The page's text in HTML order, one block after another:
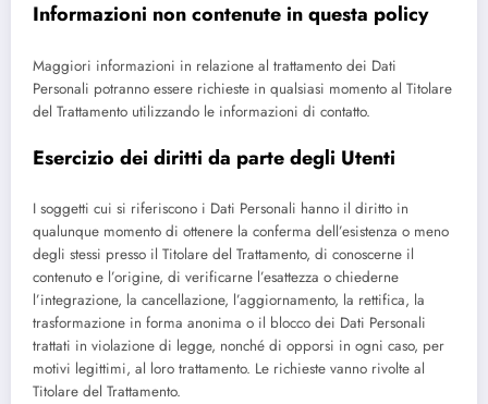
Informazioni non contenute in questa policy
Maggiori informazioni in relazione al trattamento dei Dati
Personali potranno essere richieste in qualsiasi momento al Titolare
del Trattamento utilizzando le informazioni di contatto.
Esercizio dei diritti da parte degli Utenti
I soggetti cui si riferiscono i Dati Personali hanno il diritto in
qualunque momento di ottenere la conferma dell’esistenza o meno
degli stessi presso il Titolare del Trattamento, di conoscerne il
contenuto e l’origine, di verificarne l’esattezza o chiederne
l’integrazione, la cancellazione, l’aggiornamento, la rettifica, la
trasformazione in forma anonima o il blocco dei Dati Personali
trattati in violazione di legge, nonché di opporsi in ogni caso, per
motivi legittimi, al loro trattamento. Le richieste vanno rivolte al
Titolare del Trattamento.